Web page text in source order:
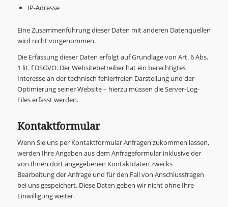
IP-Adresse
Eine Zusammenführung dieser Daten mit anderen Datenquellen
wird nicht vorgenommen.
Die Erfassung dieser Daten erfolgt auf Grundlage von Art. 6 Abs.
1 lit. f DSGVO. Der Websitebetreiber hat ein berechtigtes
Interesse an der technisch fehlerfreien Darstellung und der
Optimierung seiner Website – hierzu müssen die Server-Log-
Files erfasst werden.
Kontaktformular
Wenn Sie uns per Kontaktformular Anfragen zukommen lassen,
werden Ihre Angaben aus dem Anfrageformular inklusive der
von Ihnen dort angegebenen Kontaktdaten zwecks
Bearbeitung der Anfrage und für den Fall von Anschlussfragen
bei uns gespeichert. Diese Daten geben wir nicht ohne Ihre
Einwilligung weiter.